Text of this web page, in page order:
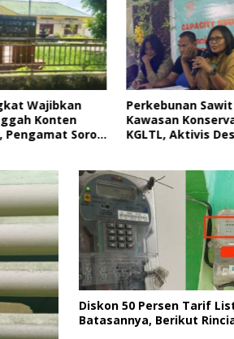
Wajibkan
Konten
Pengamat Soroti
Perkebunan Sawit
Kawasan
KGLTL, Aktivis
Diskon 50 Persen Tarif
Batasannya, Berikut